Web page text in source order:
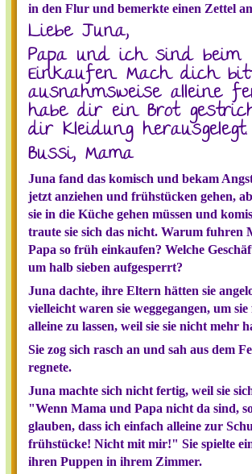
in den Flur und bemerkte einen Zettel
Liebe Juna,
Papa und ich sind beim
Einkaufen. Mach dich
ausnahmsweise alleine
habe dir ein Brot
dir Kleidung herausgelegt.
Bussi, Mama
Juna fand das komisch und bekam
jetzt anziehen und frühstücken gehen,
sie in die Küche gehen müssen und
traute sie sich das nicht. Warum fuhren
Papa so früh einkaufen? Welche
um halb sieben aufgesperrt?
Juna dachte, ihre Eltern hätten sie
vielleicht waren sie weggegangen, um
alleine zu lassen, weil sie sie nicht mehr
Sie zog sich rasch an und sah aus dem
regnete.
Juna machte sich nicht fertig, weil sie
"Wenn Mama und Papa nicht da sind,
glauben, dass ich einfach alleine zur
frühstücke! Nicht mit mir!" Sie spielte
ihren Puppen in ihrem Zimmer.